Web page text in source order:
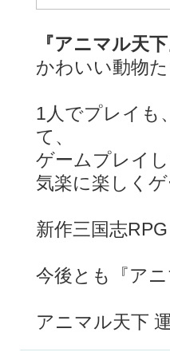
『アニマル天下
かわいい動物
1人でプレイも
て、
ゲームプレイ
気楽に楽しく
新作三国志
今後とも『ア
アニマル天下